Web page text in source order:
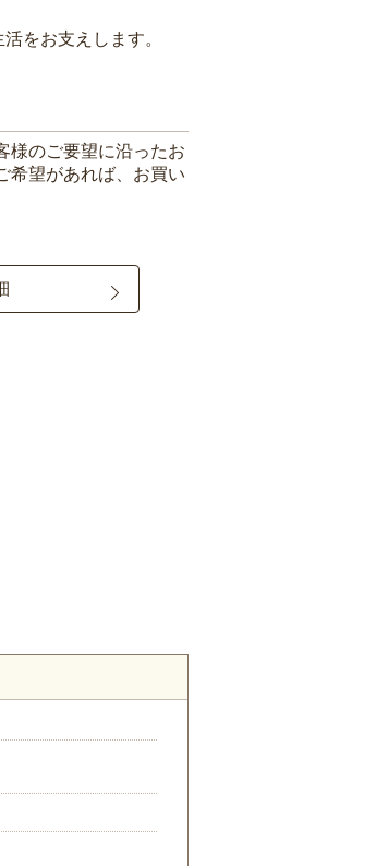
をお支えします。
様のご要望に沿ったお
希望があれば、お買い